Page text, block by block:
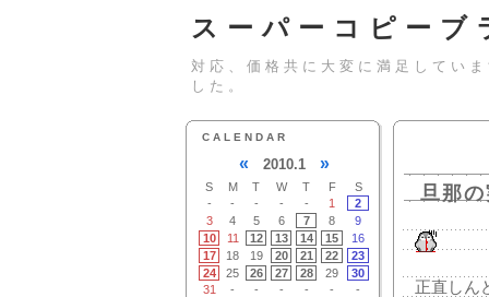
スーパーコピー
対応、価格共に大変に満足してい
した。
旦那
正直しん
CALENDAR
« 2010.1 »
S M T W T F
S
-
- - - - 1
2
3
4 5 6 7 8
9
10
11 12 13 14 15
16
17
18 19 20 21 22
23
24
25 26 27 28 29
30
31
- - - - - -